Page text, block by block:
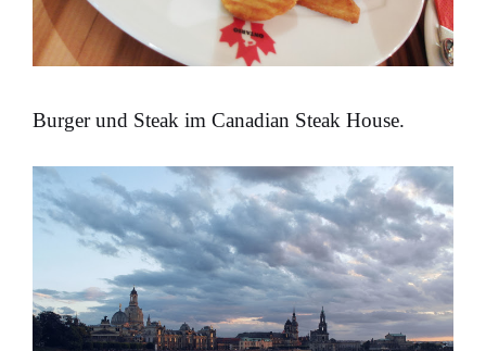
Burger und Steak im Canadian Steak House.